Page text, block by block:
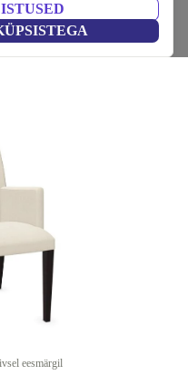
Buchenholz
eesmärgil